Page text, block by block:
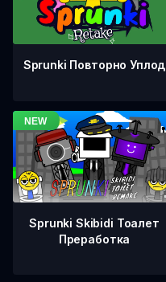
Sprunki Повторно Уплод
Sprunki Skibidi Тоалет
Преработка